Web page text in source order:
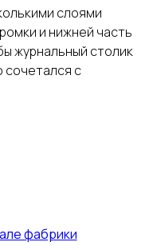
слоями
и нижней часть
журнальный столик
сочетался с
фабрики